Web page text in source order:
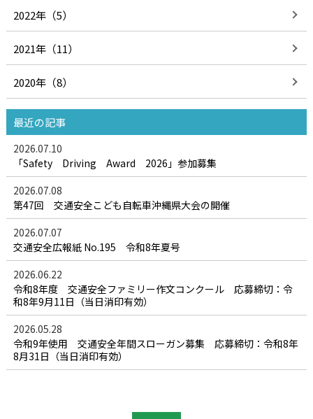
2022年（5）
2021年（11）
2020年（8）
最近の記事
2026.07.10
「Safety Driving Award 2026」参加募集
2026.07.08
第47回 交通安全こども自転車沖縄県大会の開催
2026.07.07
交通安全広報紙 No.195 令和8年夏号
2026.06.22
令和8年度 交通安全ファミリー作文コンクール 応募締切：令
和8年9月11日（当日消印有効）
2026.05.28
令和9年使用 交通安全年間スローガン募集 応募締切：令和8年
8月31日（当日消印有効）